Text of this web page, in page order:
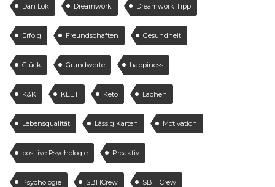
Dan Lok Dreamwork Dreamwork Tipp
Erfolg Freundschaften Gesundheit
Glück Grundwerte happiness
K&K KEET Keto Lachen
Lebensqualität Lässig Karten Motivation
positive Psychologie Proaktiv
Psychologie SBHCrew SBH Crew